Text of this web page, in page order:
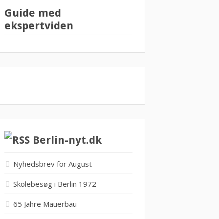
Guide med
ekspertviden
Berlin-nyt.dk
Nyhedsbrev for August
Skolebesøg i Berlin 1972
65 Jahre Mauerbau